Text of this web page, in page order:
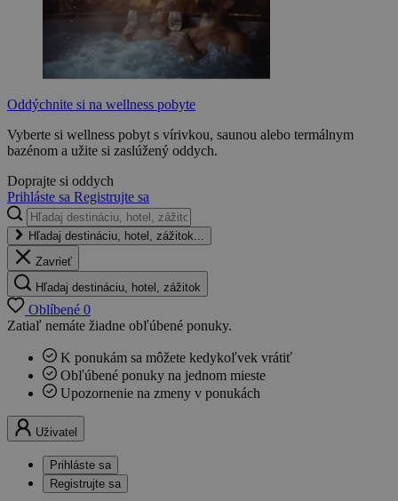
Oddýchnite si na wellness pobyte
Vyberte si wellness pobyt s vírivkou, saunou alebo termálnym
bazénom a užite si zaslúžený oddych.
Doprajte si oddych
Prihláste sa Registrujte sa
Hľadaj destináciu, hotel, zážitok...
Zavrieť
Hľadaj destináciu, hotel, zážitok
Oblíbené 0
Zatiaľ nemáte žiadne obľúbené ponuky.
K ponukám sa môžete kedykoľvek vrátiť
Obľúbené ponuky na jednom mieste
Upozornenie na zmeny v ponukách
Uživatel
Prihláste sa
Registrujte sa